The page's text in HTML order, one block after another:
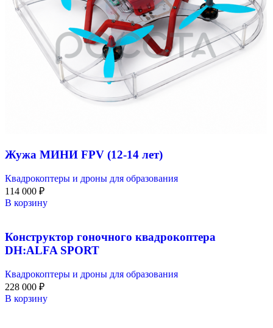
Жужа МИНИ FPV (12-14 лет)
Квадрокоптеры и дроны для образования
114 000 ₽
В корзину
Конструктор гоночного квадрокоптера
DH:ALFA SPORT
Квадрокоптеры и дроны для образования
228 000 ₽
В корзину